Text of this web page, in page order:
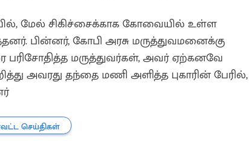
மேல் சிகிச்சைக்காக கோவையில் உள்ள
பின்னர், கோபி அரசு மருத்துவமனைக்கு
மருத்துவர்கள், அவர் ஏற்கனவே
அவரது தந்தை மணி அளித்த புகாரின் பேரில்,
செய்திகள்